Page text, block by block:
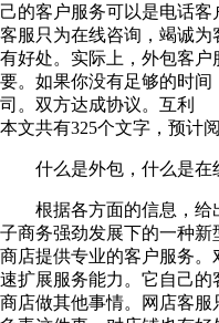
己的客户服务可以是电话
客服只为在线咨询，竭诚
有好处。实际上，外包客
要。如果你没有足够的时
司。双方达成协议。互利
本文共有325个文字，预计
什么是外包，什么是在
根据各方面的信息，给
子商务强劲发展下的一种
商店提供专业的客户服务
速扩展服务能力。它自己
商店做其他事情。网店客服